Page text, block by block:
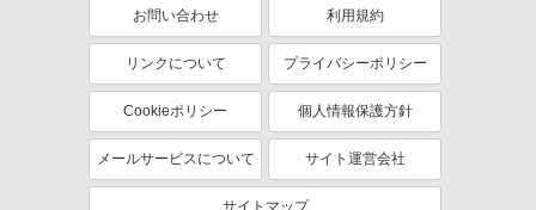
ボーナス・賞与あり
車通勤OK
社会保険あり
産休・育休取得実績あり
お問い合わせ 利用規約
リンクについて プライバシーポリシー
Cookieポリシー 個人情報保護方針
メールサービスについて サイト運営会社
サイトマップ